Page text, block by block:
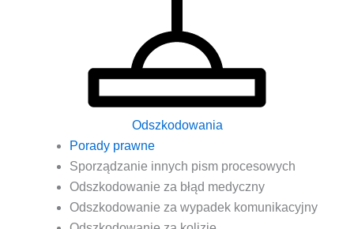
Odszkodowania
Pora­dy prawne
Spo­rzą­dza­nie innych pism procesowych
Odszko­do­wa­nie za błąd medyczny
Odszko­do­wa­nie za wypa­dek komunikacyjny